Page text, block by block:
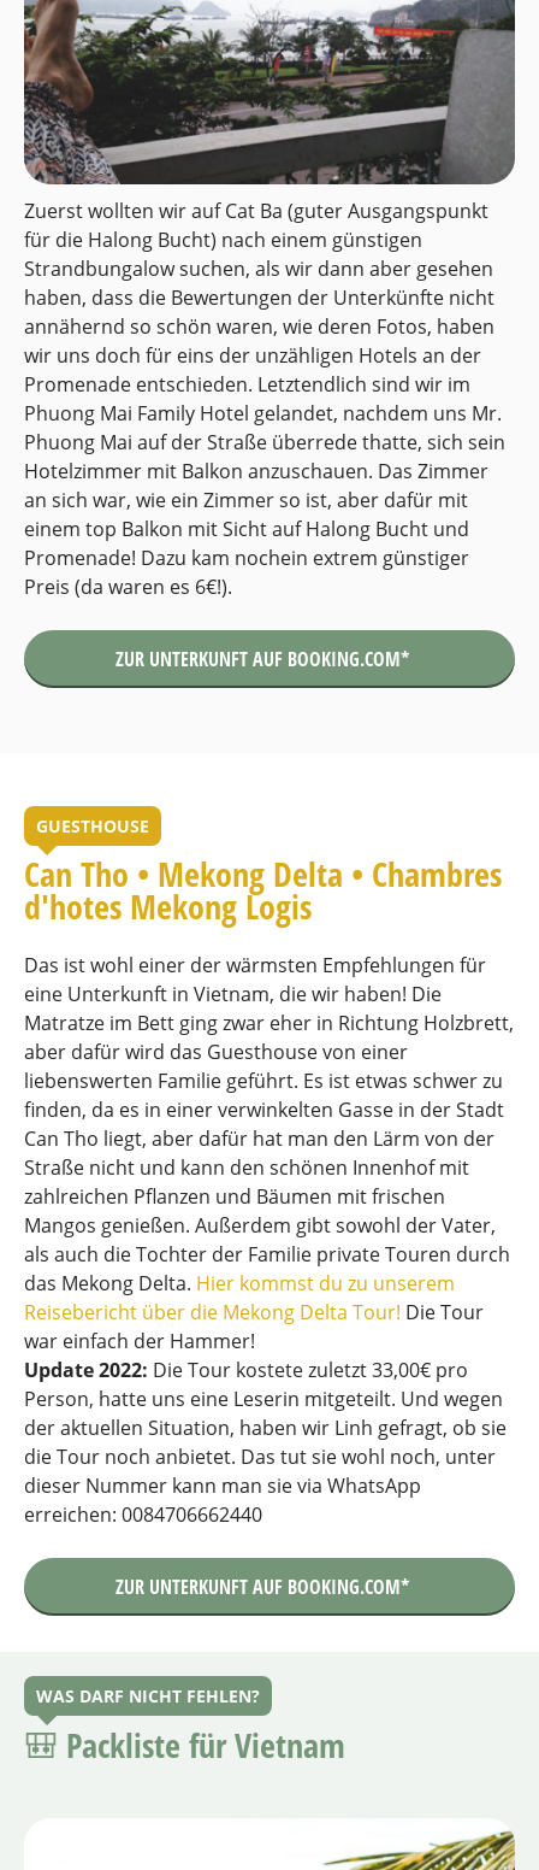
Zuerst wollten wir auf Cat Ba (guter Ausgangspunkt
für die Halong Bucht) nach einem günstigen
Strandbungalow suchen, als wir dann aber gesehen
haben, dass die Bewertungen der Unterkünfte nicht
annähernd so schön waren, wie deren Fotos, haben
wir uns doch für eins der unzähligen Hotels an der
Promenade entschieden. Letztendlich sind wir im
Phuong Mai Family Hotel gelandet, nachdem uns Mr.
Phuong Mai auf der Straße überrede thatte, sich sein
Hotelzimmer mit Balkon anzuschauen. Das Zimmer
an sich war, wie ein Zimmer so ist, aber dafür mit
einem top Balkon mit Sicht auf Halong Bucht und
Promenade! Dazu kam nochein extrem günstiger
Preis (da waren es 6€!).
ZUR UNTERKUNFT AUF BOOKING.COM*
GUESTHOUSE
Can Tho • Mekong Delta • Chambres
d'hotes Mekong Logis
Das ist wohl einer der wärmsten Empfehlungen für
eine Unterkunft in Vietnam, die wir haben! Die
Matratze im Bett ging zwar eher in Richtung Holzbrett,
aber dafür wird das Guesthouse von einer
liebenswerten Familie geführt. Es ist etwas schwer zu
finden, da es in einer verwinkelten Gasse in der Stadt
Can Tho liegt, aber dafür hat man den Lärm von der
Straße nicht und kann den schönen Innenhof mit
zahlreichen Pflanzen und Bäumen mit frischen
Mangos genießen. Außerdem gibt sowohl der Vater,
als auch die Tochter der Familie private Touren durch
das Mekong Delta. Hier kommst du zu unserem
Reisebericht über die Mekong Delta Tour! Die Tour
war einfach der Hammer!
Update 2022: Die Tour kostete zuletzt 33,00€ pro
Person, hatte uns eine Leserin mitgeteilt. Und wegen
der aktuellen Situation, haben wir Linh gefragt, ob sie
die Tour noch anbietet. Das tut sie wohl noch, unter
dieser Nummer kann man sie via WhatsApp
erreichen: 0084706662440
ZUR UNTERKUNFT AUF BOOKING.COM*
WAS DARF NICHT FEHLEN?
🎒 Packliste für Vietnam